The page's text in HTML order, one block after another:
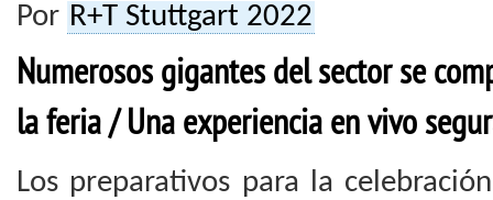
Por R+T Stuttgart 2022
Numerosos gigantes del sector se
la feria / Una experiencia en vivo
Los preparativos para la